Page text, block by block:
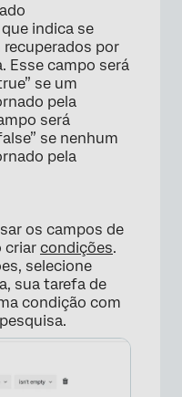
×
que indica se
por
Esse campo será
se um
pela
será
se nenhum
pela
os campos de
criar condições.
selecione
sua tarefa de
condição com